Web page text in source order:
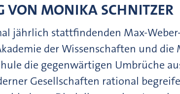
VON MONIKA SCHNITZER
jährlich stattfindenden Max-
der Wissenschaften und
die gegenwärtigen Umbrüche
Gesellschaften rational